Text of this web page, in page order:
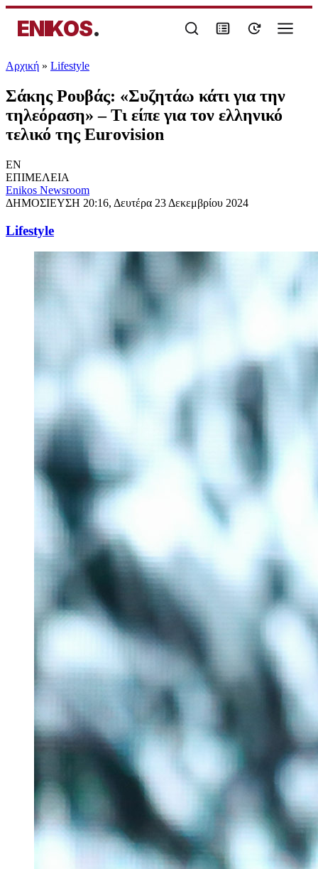
ENIKOS.
Αρχική » Lifestyle
Σάκης Ρουβάς: «Συζητάω κάτι για την
τηλεόραση» – Τι είπε για τον ελληνικό
τελικό της Eurovision
EN
ΕΠΙΜΕΛΕΙΑ
Enikos Newsroom
ΔΗΜΟΣΙΕΥΣΗ 20:16, Δευτέρα 23 Δεκεμβρίου 2024
Lifestyle